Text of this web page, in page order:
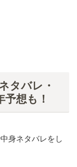
タバレ・
想も！
身ネタバレをし